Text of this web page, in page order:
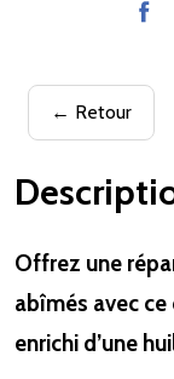
← Retour
Offrez une
abîmés avec
enrichi d’une